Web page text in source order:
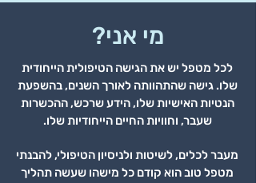
מי אני?
לכל מטפל יש את הגישה הטיפולית הייחודית
שלו. גישה שהתהוותה לאורך השנים, בהשפעת
הנטיות האישיות שלו, הידע שרכש, ההכשרות
שעבר, וחוויות החיים הייחודיות שלו.
מעבר לכלים, לשיטות ולניסיון הטיפולי, להבנתי
מטפל טוב הוא קודם כל מישהו שעשה תהליך